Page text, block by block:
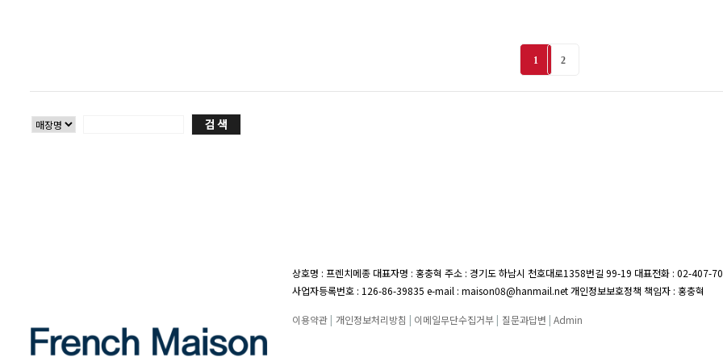
1 2
상호명 : 프렌치메종 대표자명 : 홍충혁 주소 : 경기도 하남시 천호대로1358번길 99-19 대표전화 : 02-407-
사업자등록번호 : 126-86-39835 e-mail : maison08@hanmail.net 개인정보보호정책 책임자 : 홍충혁
이용약관 | 개인정보처리방침 | 이메일무단수집거부 | 질문과답변 | Admin